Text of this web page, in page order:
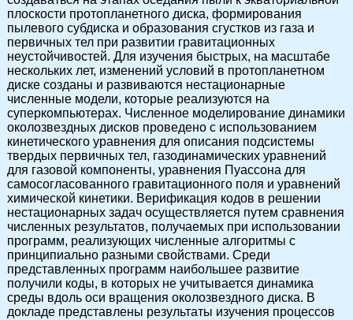
плоскости протопланетного диска, формирования
пылевого субдиска и образования сгустков из газа и
первичных тел при развитии гравитационных
неустойчивостей. Для изучения быстрых, на масштабе
нескольких лет, изменений условий в протопланетном
диске созданы и развиваются нестационарные
численные модели, которые реализуются на
суперкомпьютерах. Численное моделирование динамики
околозвездных дисков проведено с использованием
кинетического уравнения для описания подсистемы
твердых первичных тел, газодинамических уравнений
для газовой компоненты, уравнения Пуассона для
самосогласованного гравитационного поля и уравнений
химической кинетики. Верификация кодов в решении
нестационарных задач осуществляется путем сравнения
численных результатов, получаемых при использовании
программ, реализующих численные алгоритмы с
принципиально разными свойствами. Среди
представленных программ наибольшее развитие
получили коды, в которых не учитывается динамика
среды вдоль оси вращения околозвездного диска. В
докладе представлены результаты изучения процессов